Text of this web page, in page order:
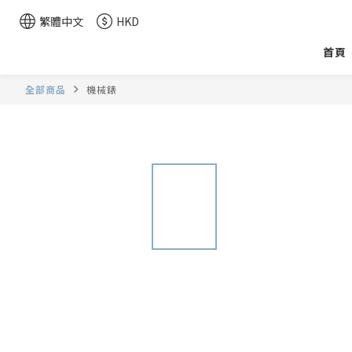
繁體中文
HKD
首頁
全部商品 機械錶